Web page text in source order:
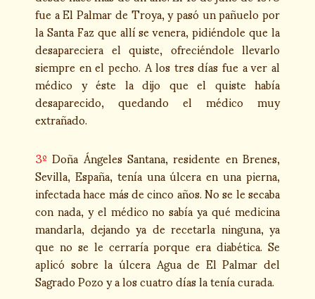
fue a El Palmar de Troya, y pasó un pañuelo por
la Santa Faz que allí se venera, pidiéndole que la
desapareciera el quiste, ofreciéndole llevarlo
siempre en el pecho. A los tres días fue a ver al
médico y éste la dijo que el quiste había
desaparecido, quedando el médico muy
extrañado.
3ºDoña Ángeles Santana, residente en Brenes,
Sevilla, España, tenía una úlcera en una pierna,
infectada hace más de cinco años. No se le secaba
con nada, y el médico no sabía ya qué medicina
mandarla, dejando ya de recetarla ninguna, ya
que no se le cerraría porque era diabética. Se
aplicó sobre la úlcera Agua de El Palmar del
Sagrado Pozo y a los cuatro días la tenía curada.